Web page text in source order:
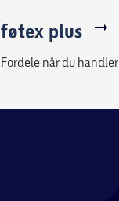
føtex plus
Fordele når du handler